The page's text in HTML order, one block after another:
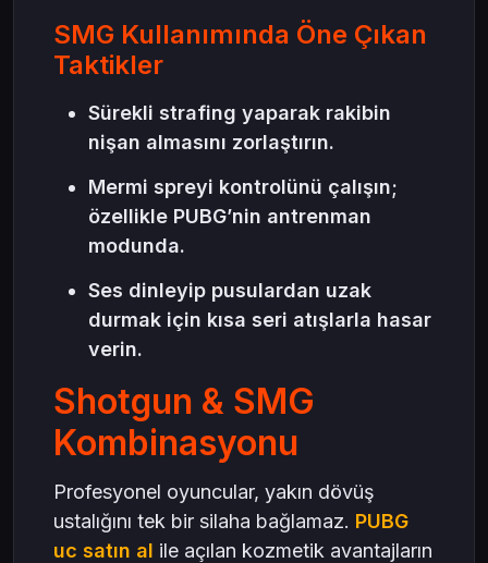
SMG Kullanımında Öne Çıkan
Taktikler
Sürekli strafing yaparak rakibin
nişan almasını zorlaştırın.
Mermi spreyi kontrolünü çalışın;
özellikle PUBG’nin antrenman
modunda.
Ses dinleyip pusulardan uzak
durmak için kısa seri atışlarla hasar
verin.
Shotgun & SMG
Kombinasyonu
Profesyonel oyuncular, yakın dövüş
ustalığını tek bir silaha bağlamaz. PUBG
uc satın al ile açılan kozmetik avantajların